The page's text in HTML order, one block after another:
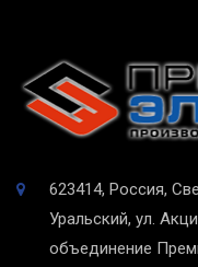
623414, Россия,
Уральский, ул.
объединение